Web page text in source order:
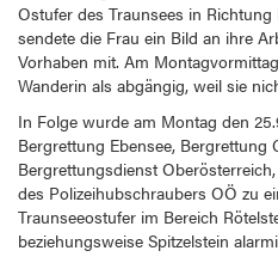
Ostufer des Traunsees in Richtung
sendete die Frau ein Bild an ihre
Vorhaben mit. Am
Wanderin als abgängig, weil sie
In Folge wurde am Montag den
Bergrettung Ebensee, Bergrettung
Bergrettungsdienst
des Polizeihubschraubers OÖ zu
Traunseeostufer im Bereich
beziehungsweise Spitzelstein